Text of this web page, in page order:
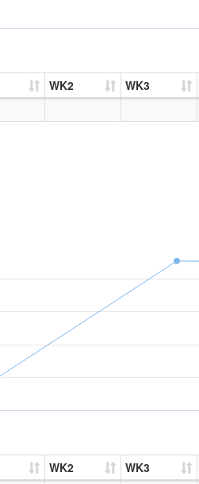
WK2 WK3
WK2 WK3